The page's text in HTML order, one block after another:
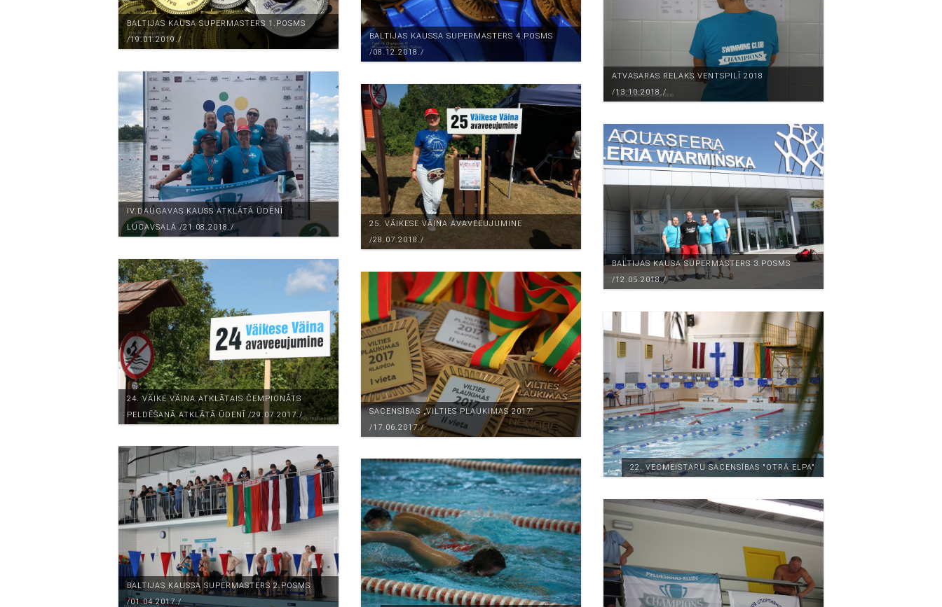
BALTIJAS KAUSA SUPERMASTERS 1.POSMS
/19.01.2019./
BALTIJAS KAUSSA SUPERMASTERS 4.POSMS
/08.12.2018./
ATVASARAS RELAKS VENTSPILĪ 2018
/13.10.2018./
IV.DAUGAVAS KAUSS ATKLĀTĀ ŪDĒNĪ
LUCAVSALĀ /21.08.2018./
25. VÄIKESE VÄINA AVAVEEUJUMINE
/28.07.2018./
BALTIJAS KAUSA SUPERMASTERS 3.POSMS
/12.05.2018./
24. VÄIKE VÄINA ATKLĀTAIS ČEMPIONĀTS
PELDĒŠANĀ ATKLĀTĀ ŪDENĪ /29.07.2017./
SACENSĪBAS „VILTIES PLAUKIMAS 2017“
/17.06.2017./
22. VECMEISTARU SACENSĪBAS "OTRĀ ELPA"
BALTIJAS KAUSSA SUPERMASTERS 2.POSMS
/01.04.2017./